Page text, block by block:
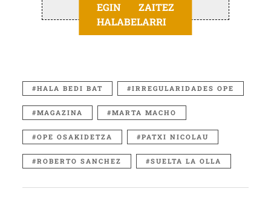
EGIN ZAITEZ
HALABELARRI
HALA BEDI BAT IRREGULARIDADES OPE
MAGAZINA MARTA MACHO
OPE OSAKIDETZA PATXI NICOLAU
ROBERTO SANCHEZ SUELTA LA OLLA